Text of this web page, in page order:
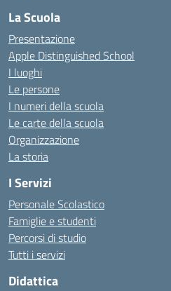
La Scuola
Presentazione
Apple Distinguished School
I luoghi
Le persone
I numeri della scuola
Le carte della scuola
Organizzazione
La storia
I Servizi
Personale Scolastico
Famiglie e studenti
Percorsi di studio
Tutti i servizi
Didattica